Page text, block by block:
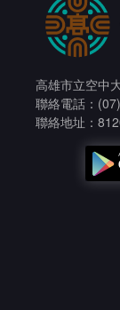
高雄市立空中
聯絡電話：
聯絡地址：